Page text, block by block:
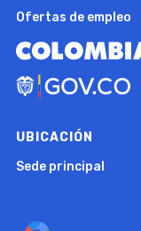
Ofertas de empleo
UBICACIÓN
Sede principal